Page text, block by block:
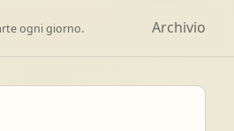
ogni giorno. Archivio